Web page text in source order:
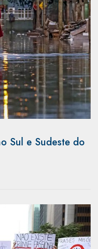
Sul e Sudeste do